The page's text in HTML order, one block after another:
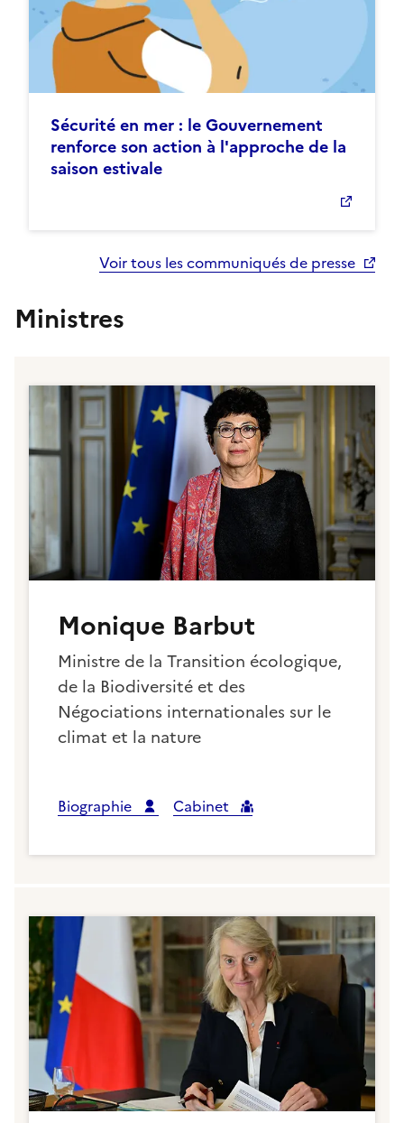
Sécurité en mer : le Gouvernement
renforce son action à l'approche de la
saison estivale
Voir tous les communiqués de presse
Ministres
Monique Barbut
Ministre de la Transition écologique,
de la Biodiversité et des
Négociations internationales sur le
climat et la nature
Biographie Cabinet